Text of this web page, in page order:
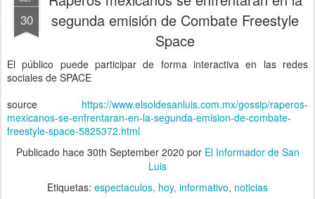
30
segunda emisión de Combate Freestyle
Space
El público puede participar de forma interactiva en las redes
sociales de SPACE
source https://www.elsoldesanluis.com.mx/gossip/raperos-
mexicanos-se-enfrentaran-en-la-segunda-emision-de-combate-
freestyle-space-5825372.html
Publicado hace 30th September 2020 por El Informador de San
Luis
Etiquetas: espectaculos hoy informativo noticias